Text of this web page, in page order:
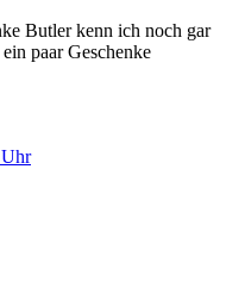
Butler kenn ich noch gar
paar Geschenke